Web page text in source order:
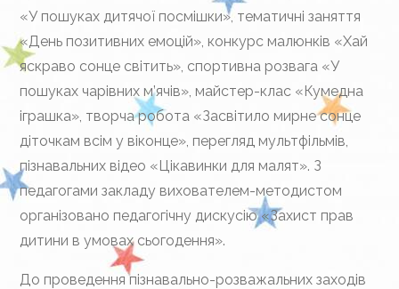
«У пошуках дитячої посмішки», тематичні заняття
«День позитивних емоцій», конкурс малюнків «Хай
яскраво сонце світить», спортивна розвага «У
пошуках чарівних м’ячів», майстер-клас «Кумедна
іграшка», творча робота «Засвітило мирне сонце
діточкам всім у віконце», перегляд мультфільмів,
пізнавальних відео «Цікавинки для малят». З
педагогами закладу вихователем-методистом
організовано педагогічну дискусію «Захист прав
дитини в умовах сьогодення».
До проведення пізнавально-розважальних заходів